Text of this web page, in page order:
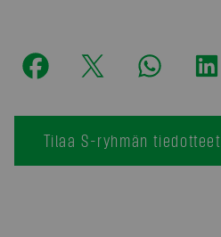
Tilaa S-ryhmän tiedotteet